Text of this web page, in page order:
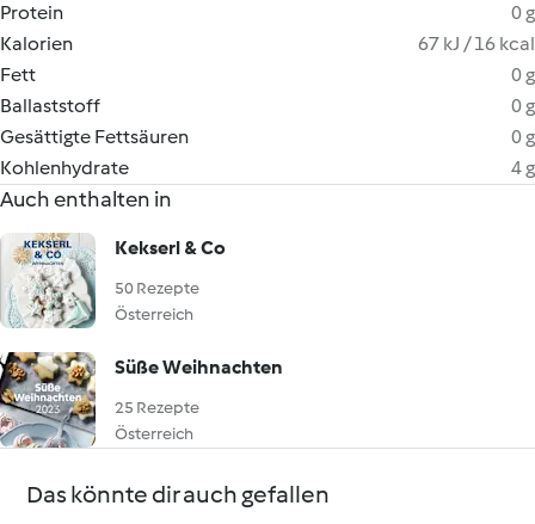
Protein
0 g
Kalorien
67 kJ / 16 kcal
Fett
0 g
Ballaststoff
0 g
Gesättigte Fettsäuren
0 g
Kohlenhydrate
4 g
Auch enthalten in
Kekserl & Co
50 Rezepte
Österreich
Süße Weihnachten
25 Rezepte
Österreich
Das könnte dir auch gefallen